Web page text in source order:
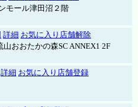
モール津田沼２階
詳細 お気に入り店舗解除
おおたかの森SC ANNEX1 2F
詳細 お気に入り店舗登録